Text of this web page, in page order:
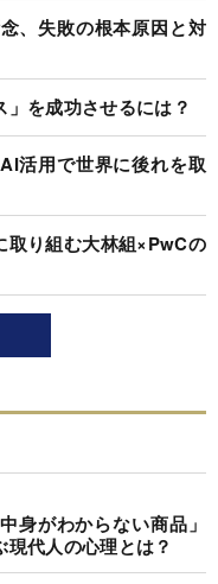
、失敗の根本原因と対
を成功させるには？
活用で世界に後れを取
取り組む大林組×PwCの
身がわからない商品」
代人の心理とは？